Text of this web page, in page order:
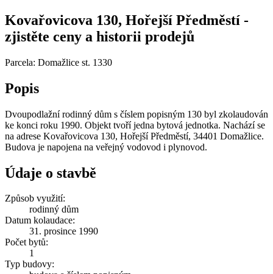
Kovařovicova 130, Hořejší Předměstí -
zjistěte ceny a historii prodejů
Parcela: Domažlice st. 1330
Popis
Dvoupodlažní rodinný dům s číslem popisným 130 byl zkolaudován
ke konci roku 1990. Objekt tvoří jedna bytová jednotka. Nachází se
na adrese Kovařovicova 130, Hořejší Předměstí, 34401 Domažlice.
Budova je napojena na veřejný vodovod i plynovod.
Údaje o stavbě
Způsob využití:
rodinný dům
Datum kolaudace:
31. prosince 1990
Počet bytů:
1
Typ budovy: